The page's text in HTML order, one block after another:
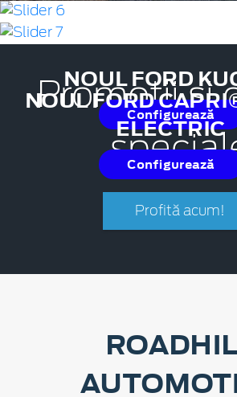
NOUL FORD
Configurează
NOUL FORD
ELECTRIC
Configurează
Promoții și
Profită acum!